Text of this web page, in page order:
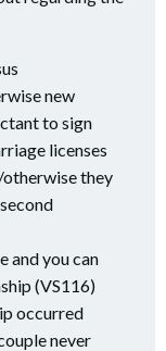
new
to sign
licenses
otherwise they
and you can
(VS116)
occurred
never